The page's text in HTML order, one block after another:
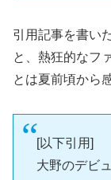
引用記事を書い
と、熱狂的なフ
とは夏前頃から
[以下引用]
大野のデビ